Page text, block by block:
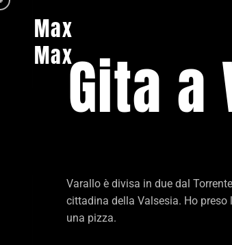
Max
MaxGita a
Varallo è divisa in due dal
cittadina della Valsesia. Ho
una pizza.